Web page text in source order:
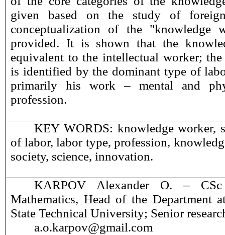
given based on the study of
conceptualization of the "knowledge
provided. It is shown that the
equivalent to the intellectual worker;
is identified by the dominant type of
primarily his work – mental and
profession.
KEY WORDS: knowledge worker,
of labor, labor type, profession,
society, science, innovation.
KARPOV Alexander O. –
Mathematics, Head of the Department
State Technical University; Senior
a.o.karpov@gmail.com